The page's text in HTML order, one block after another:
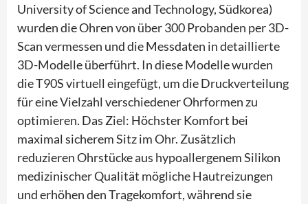
University of Science and Technology, Südkorea)
wurden die Ohren von über 300 Probanden per 3D-
Scan vermessen und die Messdaten in detaillierte
3D-Modelle überführt. In diese Modelle wurden
die T90S virtuell eingefügt, um die Druckverteilung
für eine Vielzahl verschiedener Ohrformen zu
optimieren. Das Ziel: Höchster Komfort bei
maximal sicherem Sitz im Ohr. Zusätzlich
reduzieren Ohrstücke aus hypoallergenem Silikon
medizinischer Qualität mögliche Hautreizungen
und erhöhen den Tragekomfort, während sie